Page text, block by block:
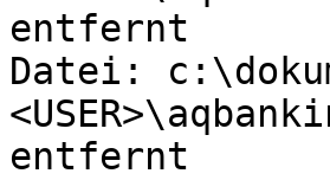
entfernt
Datei:
entfernt